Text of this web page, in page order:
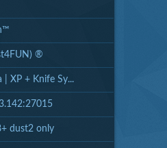
®
| XP + Knife Sy...
dust2 only